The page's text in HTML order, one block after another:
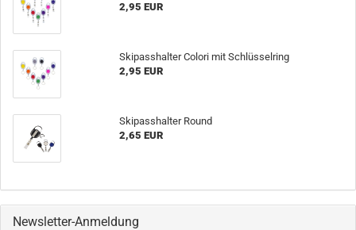
2,95 EUR
Skipasshalter Colori mit Schlüsselring
2,95 EUR
Skipasshalter Round
2,65 EUR
Newsletter-Anmeldung